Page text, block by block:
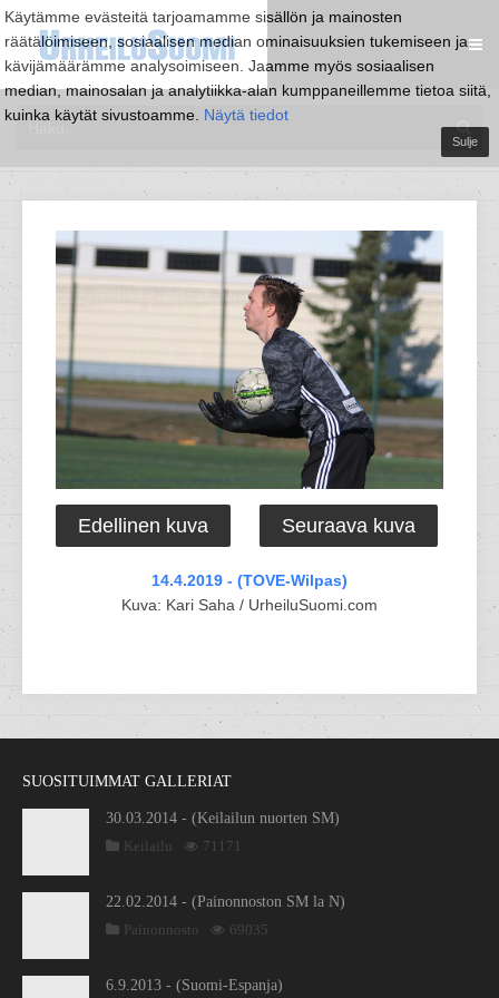
Käytämme evästeitä tarjoamamme sisällön ja mainosten
räätälöimiseen, sosiaalisen median ominaisuuksien tukemiseen ja
kävijämäärämme analysoimiseen. Jaamme myös sosiaalisen
median, mainosalan ja analytiikka-alan kumppaneillemme tietoa siitä,
kuinka käytät sivustoamme. Näytä tiedot
Sulje
Edellinen kuva Seuraava kuva
14.4.2019 - (TOVE-Wilpas)
Kuva: Kari Saha / UrheiluSuomi.com
SUOSITUIMMAT GALLERIAT
30.03.2014 - (Keilailun nuorten SM)
Keilailu
71171
22.02.2014 - (Painonnoston SM la N)
Painonnosto
69035
6.9.2013 - (Suomi-Espanja)